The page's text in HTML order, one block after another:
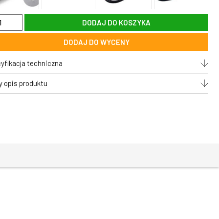
DODAJ DO KOSZYKA
DODAJ DO WYCENY
techniczna
opis produktu